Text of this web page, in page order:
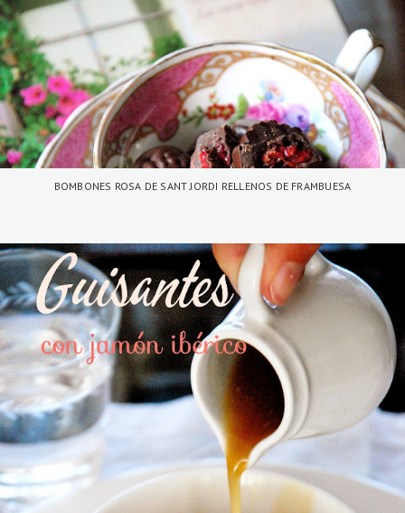
BOMBONES ROSA DE SANT JORDI RELLENOS DE FRAMBUESA